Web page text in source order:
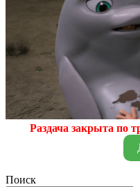
Раздача закрыта по
Поиск